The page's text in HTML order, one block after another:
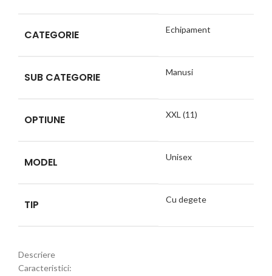
CATEGORIE Echipament
SUB CATEGORIE Manusi
OPTIUNE XXL (11)
MODEL Unisex
TIP Cu degete
Descriere
Caracteristici: